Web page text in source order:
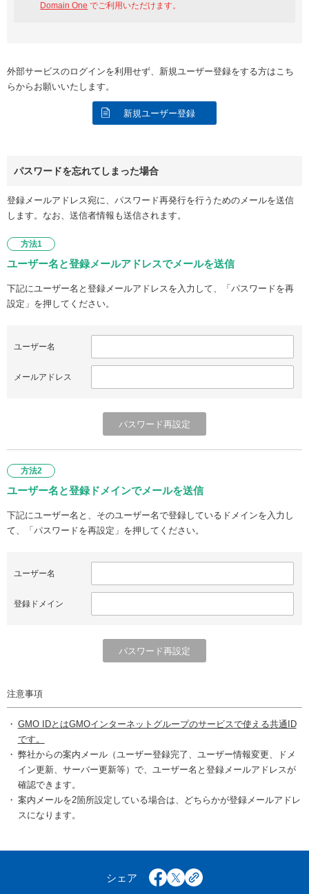
Domain One でご利用いただけます。
外部サービスのログインを利用せず、新規ユーザー登録をする方はこち
らからお願いいたします。
新規ユーザー登録
パスワードを忘れてしまった場合
登録メールアドレス宛に、パスワード再発行を行うためのメールを送信
します。なお、送信者情報も送信されます。
方法1
ユーザー名と登録メールアドレスでメールを送信
下記にユーザー名と登録メールアドレスを入力して、「パスワードを再
設定」を押してください。
ユーザー名
メールアドレス
方法2
ユーザー名と登録ドメインでメールを送信
下記にユーザー名と、そのユーザー名で登録しているドメインを入力し
て、「パスワードを再設定」を押してください。
ユーザー名
登録ドメイン
注意事項
GMO IDとはGMOインターネットグループのサービスで使える共通ID
です。
弊社からの案内メール（ユーザー登録完了、ユーザー情報変更、ドメ
イン更新、サーバー更新等）で、ユーザー名と登録メールアドレスが
確認できます。
案内メールを2箇所設定している場合は、どちらかが登録メールアドレ
スになります。
シェア facebook
x copy